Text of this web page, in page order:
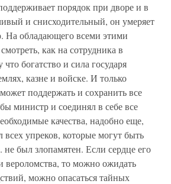
порядок при дворе и в
и снисходительный, он умеряет
На обладающего всеми этими
как на сотрудника в
богатство и сила государя
казне и войске. И только
поддержать и сохранить все
министр и соединял в себе все
качества, надобно еще,
упреков, которые могут быть
не был злопамятен. Если сердце его
вероломства, то можно ожидать
можно опасаться тайных